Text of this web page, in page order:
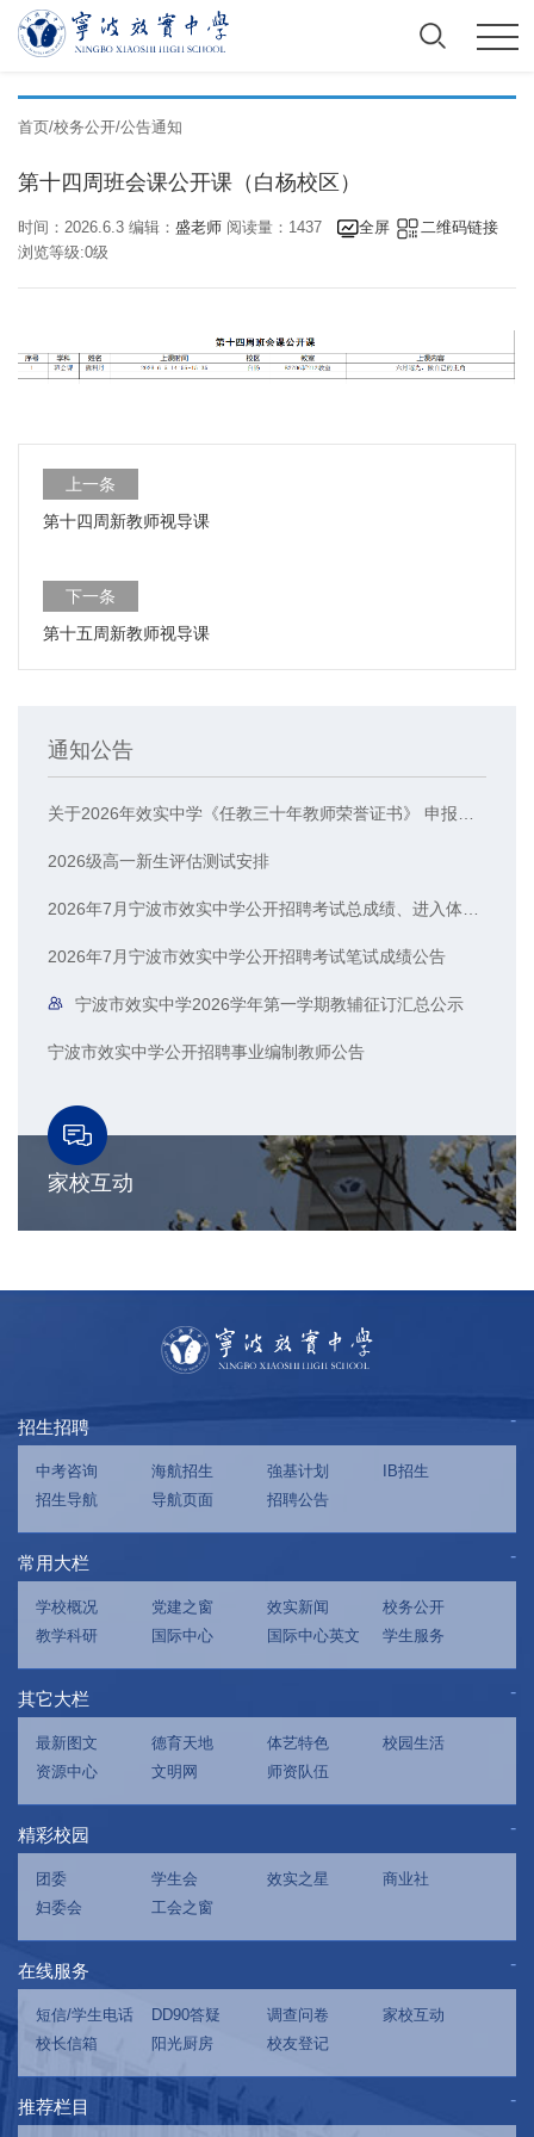
首页/校务公开/公告通知
第十四周班会课公开课（白杨校区）
时间：2026.6.3 编辑： 盛老师 阅读量：1437 全屏
二维码链接
浏览等级:0级
上一条
第十四周新教师视导课
下一条
第十五周新教师视导课
通知公告
2026级高一新生评估测试安排
2026年7月宁波市效实中学公开招聘考试笔试成绩公告
宁波市效实中学2026学年第一学期教辅征订汇总公示
宁波市效实中学公开招聘事业编制教师公告
家校互动
招生招聘
中考咨询 海航招生 強基计划
IB招生
招生导航
导航页面 招聘公告
常用大栏
学校概况 党建之窗 效实新闻
校务公开
教学科研
国际中心 国际中心英文 学生服务
其它大栏
最新图文 德育天地 体艺特色
校园生活
资源中心
文明网 师资队伍
精彩校园
团委 学生会 效实之星
商业社
妇委会
工会之窗
在线服务
短信/学生电话 DD90答疑 调查问卷
家校互动
校长信箱
阳光厨房 校友登记
推荐栏目